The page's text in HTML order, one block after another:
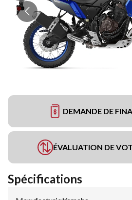
DEMANDE DE
ÉVALUATION DE
Spécifications